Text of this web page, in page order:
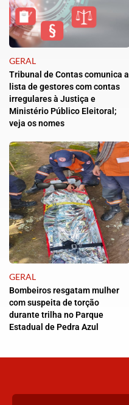
GERAL
Tribunal de Contas comunica a
lista de gestores com contas
irregulares à Justiça e
Ministério Público Eleitoral;
veja os nomes
GERAL
Bombeiros resgatam mulher
com suspeita de torção
durante trilha no Parque
Estadual de Pedra Azul